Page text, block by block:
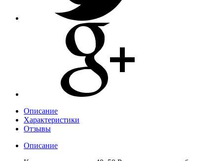
Описание
Характеристики
Отзывы
Описание